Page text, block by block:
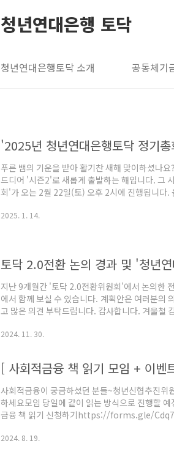
청년연대은행 토닥
청년연대은행토닥 소개 공동체기
'2025년 청년연대은행토닥 정기
푸른 뱀의 기운을 받아 활기찬 새해 맞이하셨나
드디어 '시즌2'로 새롭게 출발하는 해입니다. 그
회'가 오는 2월 22일(토) 오후 2시에 진행됩니다.
2025.2.22(토) 오후2시-5시(뒤풀이 예정) - 장소
2025. 1. 14.
토닥 2.0전환 논의 경과 및 '청년
지난 9개월간 '토닥 2.0전환위원회'에서 논의한
에서 함께 보실 수 있습니다. 계획안은 여러분의
고 많은 의견 부탁드립니다. 감사합니다. 겨울철
수 있습니다.
2024. 11. 30.
[ 사회적금융 책 읽기 모임 + 이벤
사회적금융이 궁금하셨던 분들~청년신협추진
하세요모임 당일에 같이 읽는 방식으로 진행할
금융 책 읽기 신청하기https://forms.gle/
프라인 병행* 문의: ycus2020@gmail.com+첫
2024. 8. 19.